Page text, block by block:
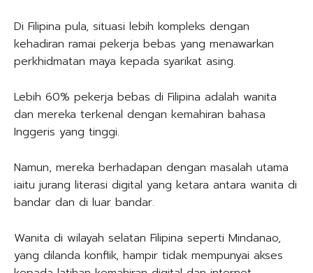
Di Filipina pula, situasi lebih kompleks dengan
kehadiran ramai pekerja bebas yang menawarkan
perkhidmatan maya kepada syarikat asing.
Lebih 60% pekerja bebas di Filipina adalah wanita
dan mereka terkenal dengan kemahiran bahasa
Inggeris yang tinggi.
Namun, mereka berhadapan dengan masalah utama
iaitu jurang literasi digital yang ketara antara wanita di
bandar dan di luar bandar.
Wanita di wilayah selatan Filipina seperti Mindanao,
yang dilanda konflik, hampir tidak mempunyai akses